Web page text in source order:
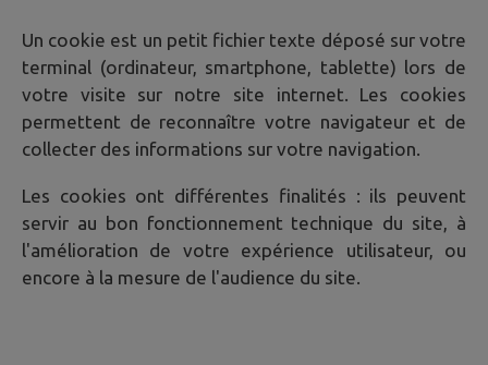
Un cookie est un petit fichier texte déposé sur votre
terminal (ordinateur, smartphone, tablette) lors de
votre visite sur notre site internet. Les cookies
permettent de reconnaître votre navigateur et de
collecter des informations sur votre navigation.
Les cookies ont différentes finalités : ils peuvent
servir au bon fonctionnement technique du site, à
l'amélioration de votre expérience utilisateur, ou
encore à la mesure de l'audience du site.